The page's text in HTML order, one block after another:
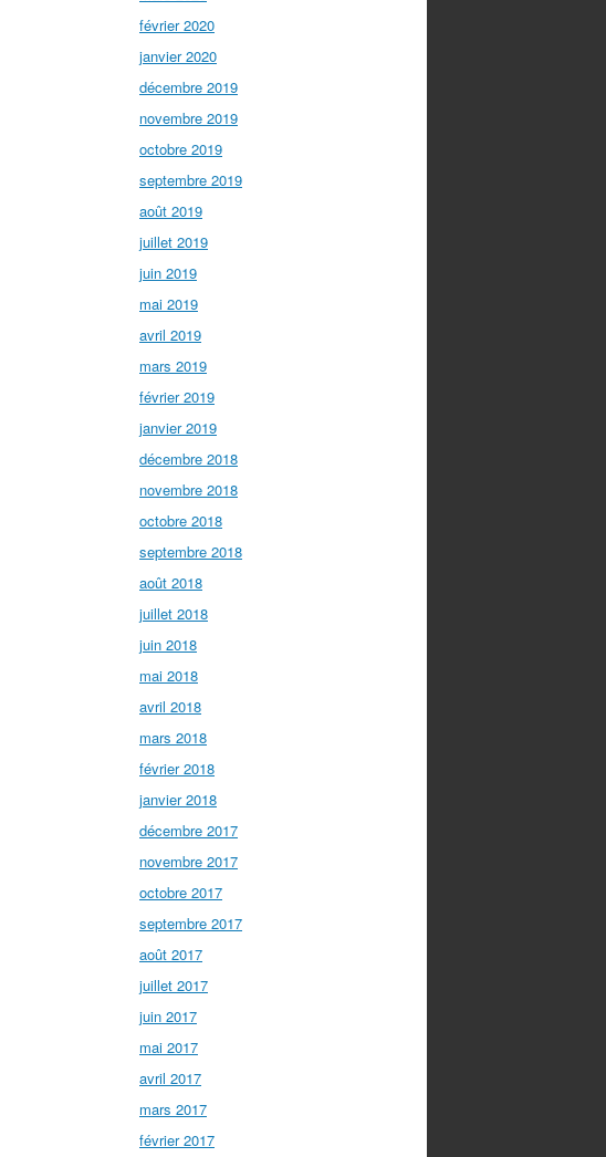
février 2020
janvier 2020
décembre 2019
novembre 2019
octobre 2019
septembre 2019
août 2019
juillet 2019
juin 2019
mai 2019
avril 2019
mars 2019
février 2019
janvier 2019
décembre 2018
novembre 2018
octobre 2018
septembre 2018
août 2018
juillet 2018
juin 2018
mai 2018
avril 2018
mars 2018
février 2018
janvier 2018
décembre 2017
novembre 2017
octobre 2017
septembre 2017
août 2017
juillet 2017
juin 2017
mai 2017
avril 2017
mars 2017
février 2017